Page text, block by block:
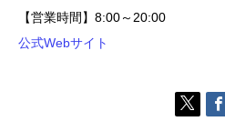
【営業時間】8:00～20:00
公式Webサイト